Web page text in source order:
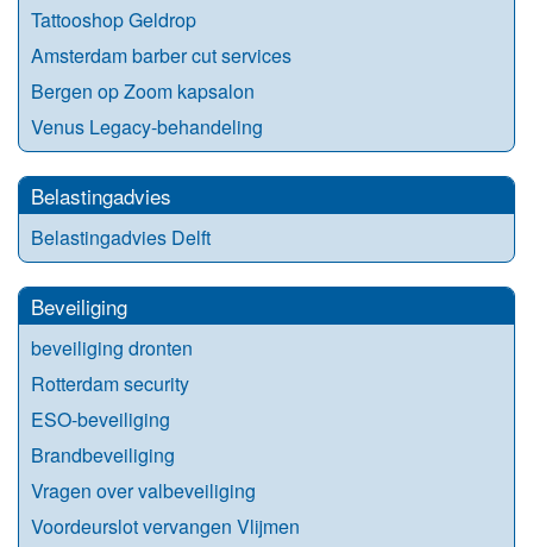
Tattooshop Geldrop
Amsterdam barber cut services
Bergen op Zoom kapsalon
Venus Legacy-behandeling
Belastingadvies
Belastingadvies Delft
Beveiliging
beveiliging dronten
Rotterdam security
ESO-beveiliging
Brandbeveiliging
Vragen over valbeveiliging
Voordeurslot vervangen Vlijmen